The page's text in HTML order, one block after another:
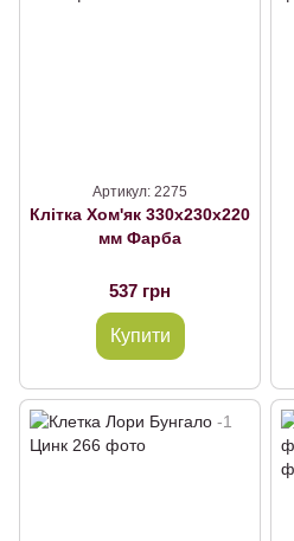
Артикул: 2275
Клітка Хом'як 330х230х220
мм Фарба
537 грн
Купити